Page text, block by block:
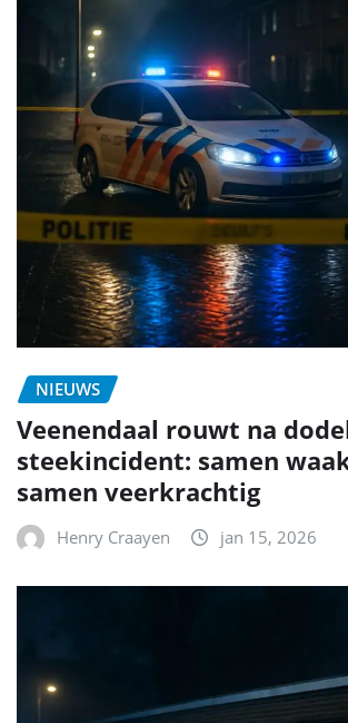
NIEUWS
Veenendaal rouwt na
steekincident: samen
samen veerkrachtig
Henry Craayen jan 15, 2026